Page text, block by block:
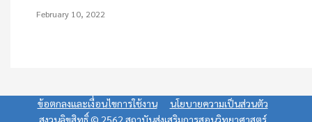
February 10, 2022
ข้อตกลงและเงื่อนไขการใช้งาน
นโยบายความเป็นส่วนตัว
สงวนลิขสิทธิ์ © 2562 สถาบันส่งเสริมการสอนวิทยาศาสตร์